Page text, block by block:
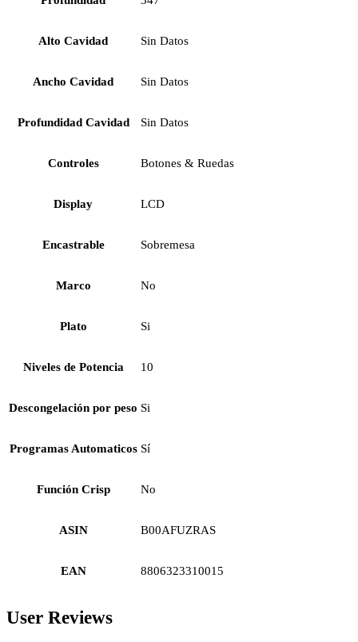
Alto Cavidad Sin Datos
Ancho Cavidad Sin Datos
Profundidad Cavidad Sin Datos
Controles Botones & Ruedas
Display LCD
Encastrable Sobremesa
Marco No
Plato Si
Niveles de Potencia 10
Descongelación por peso Si
Programas Automaticos Sí
Función Crisp No
ASIN B00AFUZRAS
EAN 8806323310015
User Reviews